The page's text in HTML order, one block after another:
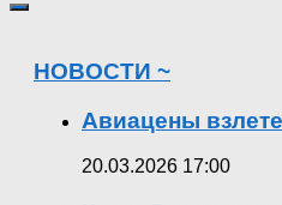
НОВОСТИ ~
Авиацены
20.03.2026 17:00